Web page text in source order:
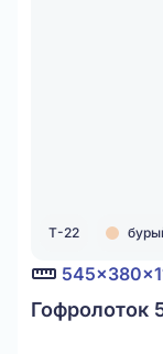
Т-22
Гофролоток